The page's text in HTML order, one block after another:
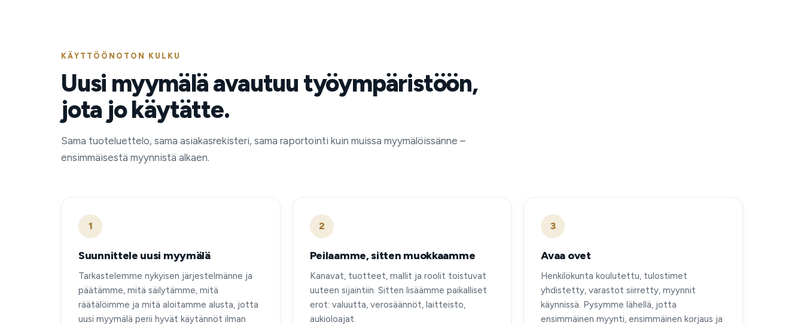
KÄYTTÖÖNOTON KULKU
Uusi myymälä avautuu työympäristöön,
jota jo käytätte.
Sama tuoteluettelo, sama asiakasrekisteri, sama raportointi kuin muissa myymälöissänne –
ensimmäisestä myynnistä alkaen.
1
Suunnittele uusi myymälä
Tarkastelemme nykyisen järjestelmänne ja
päätämme, mitä säilytämme, mitä
räätälöimme ja mitä aloitamme alusta, jotta
uusi myymälä perii hyvät käytännöt ilman
2
Peilaamme, sitten muokkaamme
Kanavat, tuotteet, mallit ja roolit toistuvat
uuteen sijaintiin. Sitten lisäämme paikalliset
erot: valuutta, verosäännöt, laitteisto,
aukioloajat.
3
Avaa ovet
Henkilökunta koulutettu, tulostimet
yhdistetty, varastot siirretty, myynnit
käynnissä. Pysymme lähellä, jotta
ensimmäinen myynti, ensimmäinen korjaus ja